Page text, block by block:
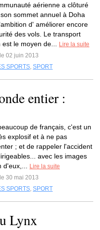
aérienne a clôturé
sommet annuel à Doha
d' améliorer encore
des vols. Le transport
est le moyen de...
Lire la suite
02 juin 2013
SPORTS, SPORT
entier :
de français, c'est un
explosif et à ne pas
; et de rappeler l'accident
avec les images
d'eux,...
Lire la suite
30 mai 2013
SPORTS, SPORT
Lynx